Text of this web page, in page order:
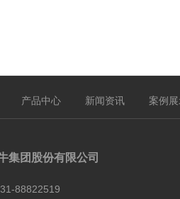
产品中心 新闻资讯 案例
集团股份有限公司
88822519